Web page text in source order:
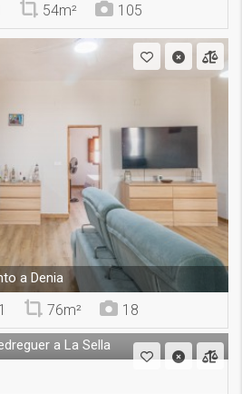
54m² 105
a Denia
1 76m² 18
a La Sella